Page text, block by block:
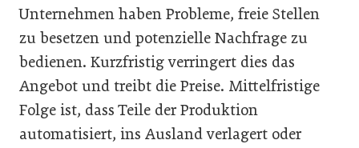
Unternehmen haben Probleme, freie Stellen
zu besetzen und potenzielle Nachfrage zu
bedienen. Kurzfristig verringert dies das
Angebot und treibt die Preise. Mittelfristige
Folge ist, dass Teile der Produktion
automatisiert, ins Ausland verlagert oder